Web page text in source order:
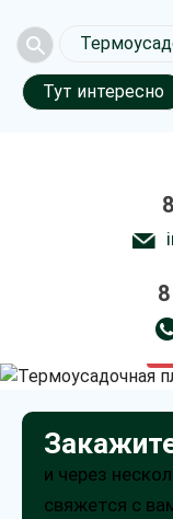
Тут интересно
и через
свяжется с